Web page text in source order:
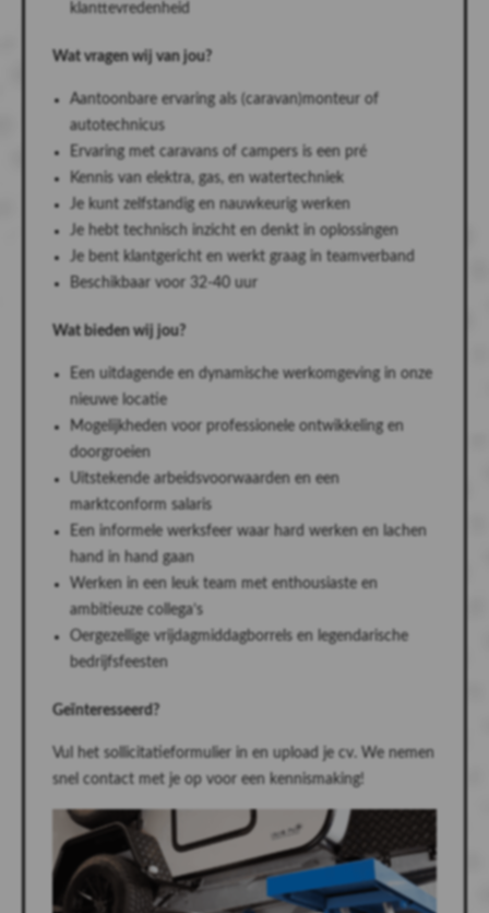
klanttevredenheid
Wat vragen wij van jou?
Aantoonbare ervaring als (caravan)monteur of
autotechnicus
Ervaring met caravans of campers is een pré
Kennis van elektra, gas, en watertechniek
Je kunt zelfstandig en nauwkeurig werken
Je hebt technisch inzicht en denkt in oplossingen
Je bent klantgericht en werkt graag in teamverband
Beschikbaar voor 32-40 uur
Wat bieden wij jou?
Een uitdagende en dynamische werkomgeving in onze
nieuwe locatie
Mogelijkheden voor professionele ontwikkeling en
doorgroeien
Uitstekende arbeidsvoorwaarden en een
marktconform salaris
Een informele werksfeer waar hard werken en lachen
hand in hand gaan
Werken in een leuk team met enthousiaste en
ambitieuze collega’s
Oergezellige vrijdagmiddagborrels en legendarische
bedrijfsfeesten
Geïnteresseerd?
Vul het sollicitatieformulier in en upload je cv. We nemen
snel contact met je op voor een kennismaking!